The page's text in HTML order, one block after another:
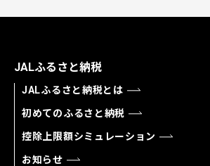
JALふるさと納税
JALふるさと納税とは
初めてのふるさと納税
控除上限額シミュレーション
お知らせ